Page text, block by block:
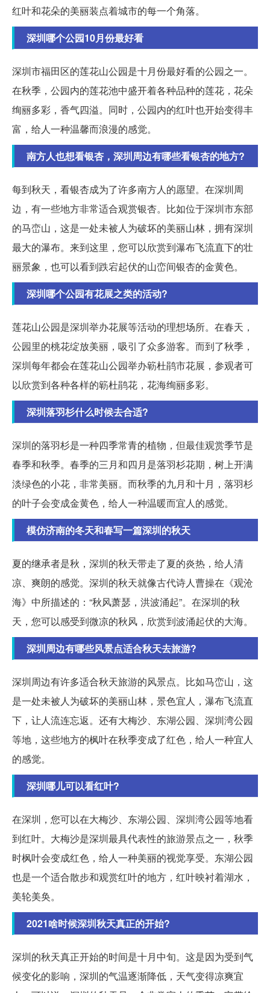
红叶和花朵的美丽装点着城市的每一个角落。
深圳哪个公园10月份最好看
深圳市福田区的莲花山公园是十月份最好看的公园之一。
在秋季，公园内的莲花池中盛开着各种品种的莲花，花朵
绚丽多彩，香气四溢。同时，公园内的红叶也开始变得丰
富，给人一种温馨而浪漫的感觉。
南方人也想看银杏，深圳周边有哪些看银杏的地方?
每到秋天，看银杏成为了许多南方人的愿望。在深圳周
边，有一些地方非常适合观赏银杏。比如位于深圳市东部
的马峦山，这是一处未被人为破坏的美丽山林，拥有深圳
最大的瀑布。来到这里，您可以欣赏到瀑布飞流直下的壮
丽景象，也可以看到跌宕起伏的山峦间银杏的金黄色。
深圳哪个公园有花展之类的活动?
莲花山公园是深圳举办花展等活动的理想场所。在春天，
公园里的桃花绽放美丽，吸引了众多游客。而到了秋季，
深圳每年都会在莲花山公园举办簕杜鹃市花展，参观者可
以欣赏到各种各样的簕杜鹃花，花海绚丽多彩。
深圳落羽杉什么时候去合适?
深圳的落羽杉是一种四季常青的植物，但最佳观赏季节是
春季和秋季。春季的三月和四月是落羽杉花期，树上开满
淡绿色的小花，非常美丽。而秋季的九月和十月，落羽杉
的叶子会变成金黄色，给人一种温暖而宜人的感觉。
模仿济南的冬天和春写一篇深圳的秋天
夏的继承者是秋，深圳的秋天带走了夏的炎热，给人清
凉、爽朗的感觉。深圳的秋天就像古代诗人曹操在《观沧
海》中所描述的：“秋风萧瑟，洪波涌起”。在深圳的秋
天，您可以感受到微凉的秋风，欣赏到波涌起伏的大海。
深圳周边有哪些风景点适合秋天去旅游?
深圳周边有许多适合秋天旅游的风景点。比如马峦山，这
是一处未被人为破坏的美丽山林，景色宜人，瀑布飞流直
下，让人流连忘返。还有大梅沙、东湖公园、深圳湾公园
等地，这些地方的枫叶在秋季变成了红色，给人一种宜人
的感觉。
深圳哪儿可以看红叶?
在深圳，您可以在大梅沙、东湖公园、深圳湾公园等地看
到红叶。大梅沙是深圳最具代表性的旅游景点之一，秋季
时枫叶会变成红色，给人一种美丽的视觉享受。东湖公园
也是一个适合散步和观赏红叶的地方，红叶映衬着湖水，
美轮美奂。
2021啥时候深圳秋天真正的开始?
深圳的秋天真正开始的时间是十月中旬。这是因为受到气
候变化的影响，深圳的气温逐渐降低，天气变得凉爽宜